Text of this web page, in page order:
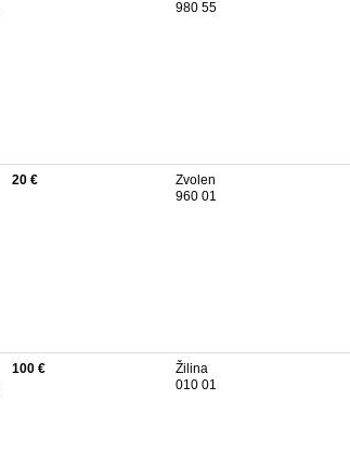
980 55
20 €
Zvolen
960 01
100 €
Žilina
010 01